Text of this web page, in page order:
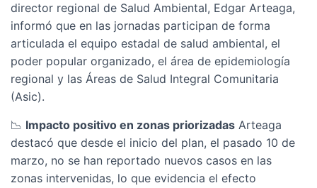
director regional de Salud Ambiental, Edgar Arteaga,
informó que en las jornadas participan de forma
articulada el equipo estadal de salud ambiental, el
poder popular organizado, el área de epidemiología
regional y las Áreas de Salud Integral Comunitaria
(Asic).
📉 Impacto positivo en zonas priorizadas Arteaga
destacó que desde el inicio del plan, el pasado 10 de
marzo, no se han reportado nuevos casos en las
zonas intervenidas, lo que evidencia el efecto